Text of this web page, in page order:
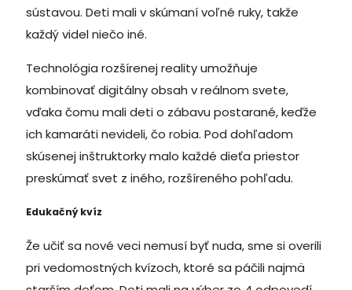
sústavou. Deti mali v skúmaní voľné ruky, takže
každý videl niečo iné.
Technológia rozšírenej reality umožňuje
kombinovať digitálny obsah v reálnom svete,
vďaka čomu mali deti o zábavu postarané, keďže
ich kamaráti nevideli, čo robia. Pod dohľadom
skúsenej inštruktorky malo každé dieťa priestor
preskúmať svet z iného, rozšíreného pohľadu.
Edukačný kvíz
Že učiť sa nové veci nemusí byť nuda, sme si overili
pri vedomostných kvízoch, ktoré sa páčili najmä